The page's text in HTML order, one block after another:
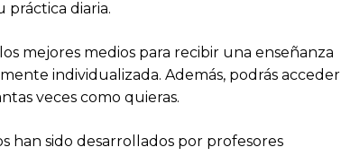
práctica diaria.
mejores medios para recibir una enseñanza
individualizada. Además, podrás acceder
veces como quieras.
han sido desarrollados por profesores